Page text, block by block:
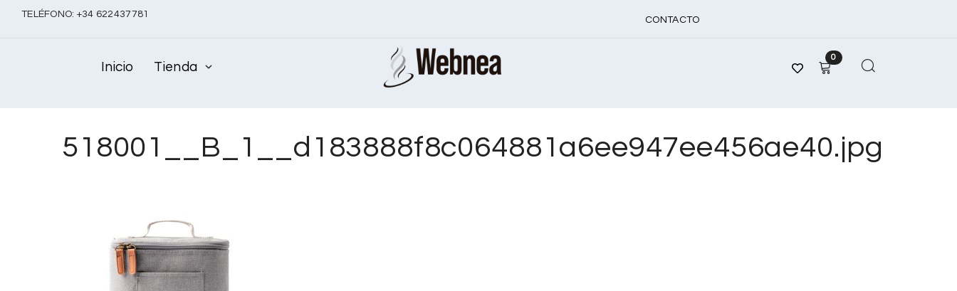
TELÉFONO: +34 622437781
CONTACTO
Inicio Tienda
0
518001__B_1__d183888f8c064881a6ee947ee456ae40.jpg